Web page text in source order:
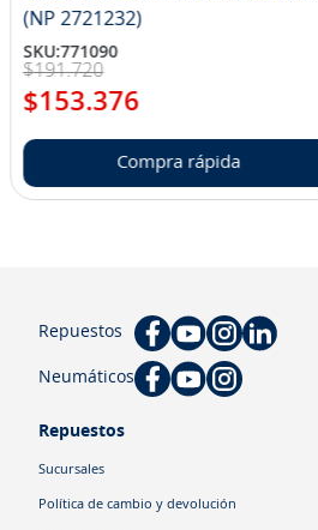
(NP 2721232)
SKU:771090
$191.720
$153.376
Compra rápida
Repuestos
Neumáticos
Repuestos
Sucursales
Política de cambio y devolución